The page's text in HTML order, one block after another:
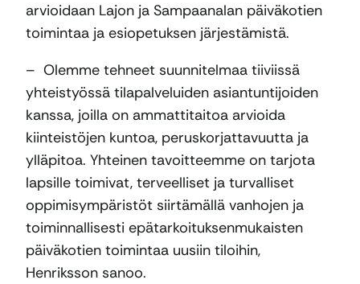
arvioidaan Lajon ja Sampaanalan päiväkotien
toimintaa ja esiopetuksen järjestämistä.
– Olemme tehneet suunnitelmaa tiiviissä
yhteistyössä tilapalveluiden asiantuntijoiden
kanssa, joilla on ammattitaitoa arvioida
kiinteistöjen kuntoa, peruskorjattavuutta ja
ylläpitoa. Yhteinen tavoitteemme on tarjota
lapsille toimivat, terveelliset ja turvalliset
oppimisympäristöt siirtämällä vanhojen ja
toiminnallisesti epätarkoituksenmukaisten
päiväkotien toimintaa uusiin tiloihin,
Henriksson sanoo.